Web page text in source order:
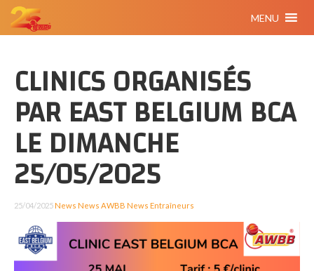
MENU
CLINICS ORGANISÉS
PAR EAST BELGIUM BCA
LE DIMANCHE
25/05/2025
25/04/2025News News AWBB News Entraîneurs